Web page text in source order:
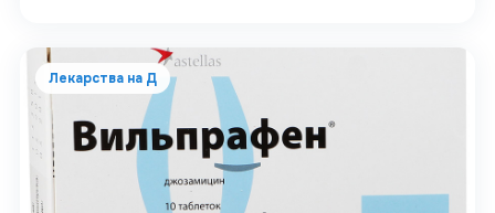
Лекарства на Д